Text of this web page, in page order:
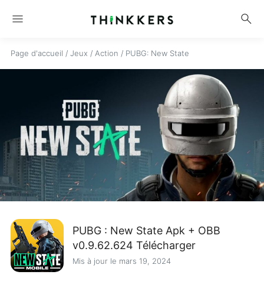
menu search
Page d'accueil / Jeux / Action / PUBG: New State
PUBG : New State Apk + OBB
v0.9.62.624 Télécharger
Mis à jour le mars 19, 2024